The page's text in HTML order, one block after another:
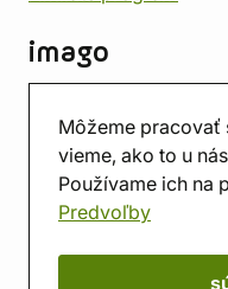
Môžeme pracovať
vieme, ako to u
Používame ich na
Predvoľby
imago
Predajňa
Herňa
O nás
Hodnotenie obchodu